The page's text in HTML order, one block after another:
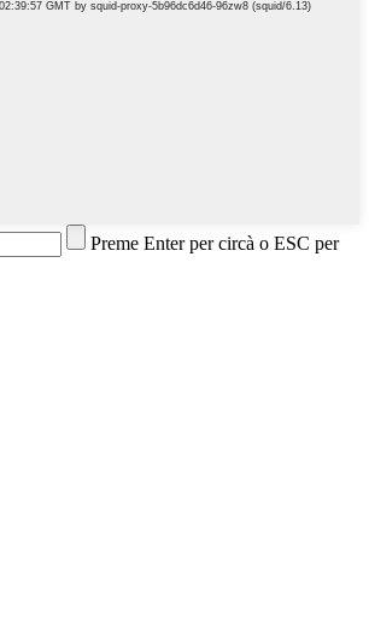
Preme Enter per circà o ESC per